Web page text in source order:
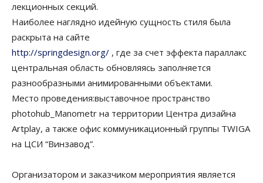
лекционных секций.
Наиболее наглядно идейную сущность стиля была
раскрыта на сайте
http://springdesign.org/ , где за счет эффекта параллакс
центральная область обновляясь заполняется
разнообразными анимированными объектами.
Место проведения:выставочное пространство
photohub_Manometr на территории Центра дизайна
Artplay, а также офис коммуникационный группы TWIGA
на ЦСИ “Винзавод”.
Организатором и заказчиком мероприятия является